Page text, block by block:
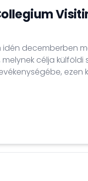
idén decemberben
célja
ezen